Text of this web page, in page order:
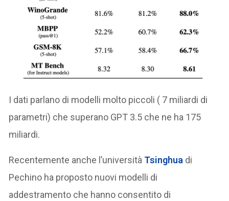
I dati parlano di modelli molto piccoli ( 7 miliardi di
parametri) che superano GPT 3.5 che ne ha 175
miliardi.
Recentemente anche l’università Tsinghua di
Pechino ha proposto nuovi modelli di
addestramento che hanno consentito di